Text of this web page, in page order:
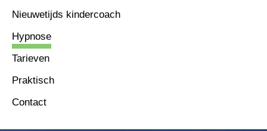
Nieuwetijds kindercoach
Hypnose
Tarieven
Praktisch
Contact